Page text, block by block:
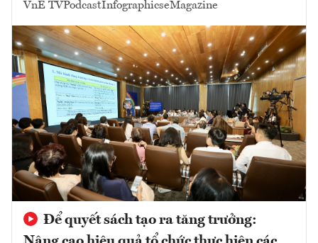
VnE TVPodcastInfographicseMagazine
Để quyết sách tạo ra tăng trưởng: